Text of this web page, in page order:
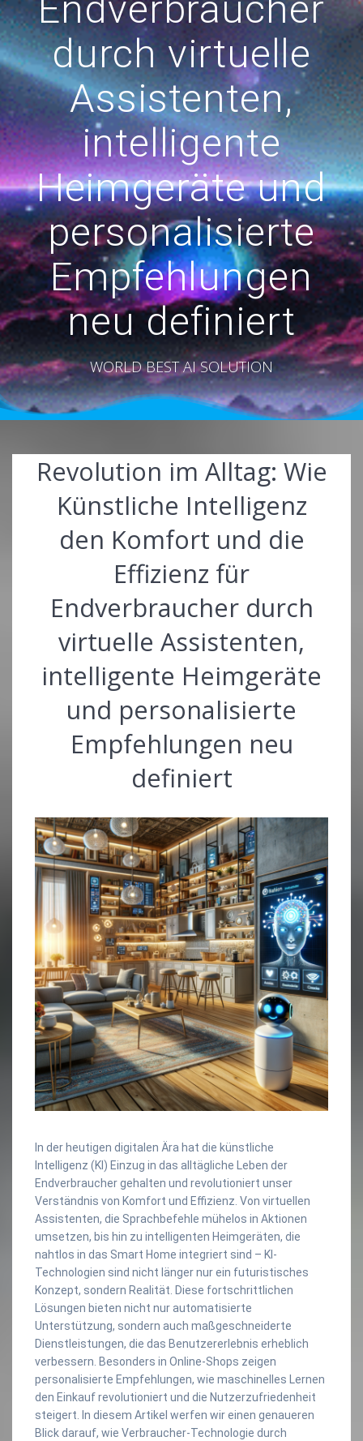
durch virtuelle
Assistenten,
intelligente
Heimgeräte und
personalisierte
Empfehlungen
neu definiert
WORLD BEST AI SOLUTION
Revolution im Alltag: Wie
Künstliche Intelligenz
den Komfort und die
Effizienz für
Endverbraucher durch
virtuelle Assistenten,
intelligente Heimgeräte
und personalisierte
Empfehlungen neu
definiert
In der heutigen digitalen Ära hat die künstliche
Intelligenz (KI) Einzug in das alltägliche Leben der
Endverbraucher gehalten und revolutioniert unser
Verständnis von Komfort und Effizienz. Von virtuellen
Assistenten, die Sprachbefehle mühelos in Aktionen
umsetzen, bis hin zu intelligenten Heimgeräten, die
nahtlos in das Smart Home integriert sind – KI-
Technologien sind nicht länger nur ein futuristisches
Konzept, sondern Realität. Diese fortschrittlichen
Lösungen bieten nicht nur automatisierte
Unterstützung, sondern auch maßgeschneiderte
Dienstleistungen, die das Benutzererlebnis erheblich
verbessern. Besonders in Online-Shops zeigen
personalisierte Empfehlungen, wie maschinelles Lernen
den Einkauf revolutioniert und die Nutzerzufriedenheit
steigert. In diesem Artikel werfen wir einen genaueren
Blick darauf, wie Verbraucher-Technologie durch